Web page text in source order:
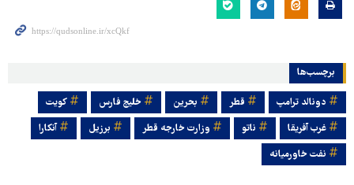
برچسب‌ها
دونالد ترامپ قطر بحرین خلیج فارس
کویت
غرب آفریقا
ناتو وزارت خارجه قطر برزیل
آنکارا
نفت خاورمیانه